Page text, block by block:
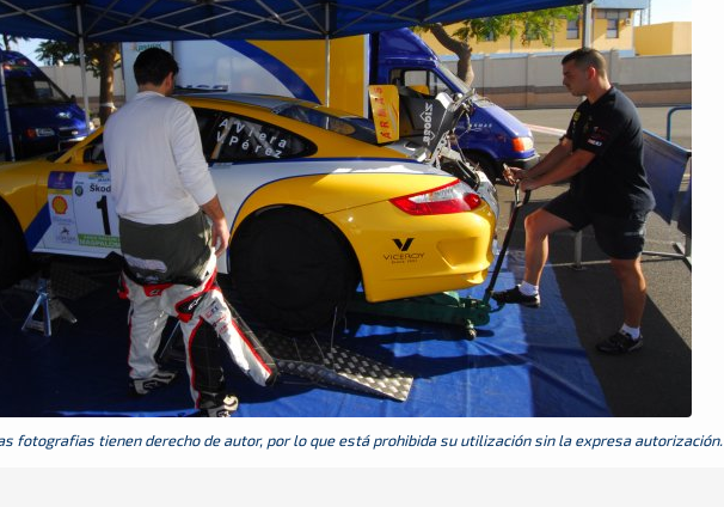
fotografias tienen derecho de autor, por lo que está prohibida su utilización sin la expresa autorización.